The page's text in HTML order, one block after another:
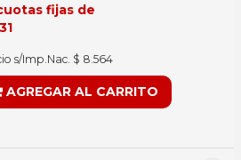
fijas de
s/Imp.Nac. $ 8.564
AGREGAR AL CARRITO